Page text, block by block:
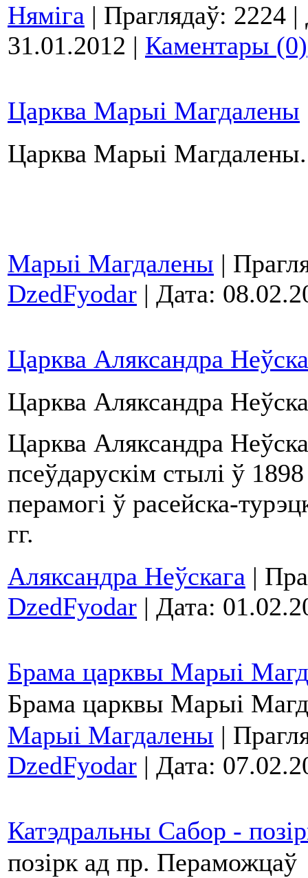
Няміга | Праглядаў: 2224
31.01.2012 | Каментары (0)
Царква Марыі Магдалены
Царква Марыі Магдалены.
Марыі Магдалены |
DzedFyodar | Дата:
Царква Аляксандра
Царква Аляксандра
Царква Аляксандра
псеўдарускім стылі ў
перамогі ў расейска-
гг.
Аляксандра Неўскага |
DzedFyodar | Дата:
Брама царквы Марыі
Брама царквы Марыі
Марыі Магдалены |
DzedFyodar | Дата:
Катэдральны Сабор -
позірк ад пр. Пераможцаў